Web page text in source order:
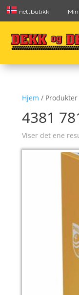
nettbutikk
Hjem / Produkter
4381
Viser det ene